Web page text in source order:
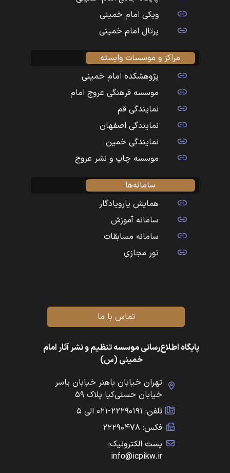
ویکی امام خمینی
پرتال امام خمینی
مراکز و موسسات وابسته
پژوهشکده امام خمینی
موسسه فرهنگی عروج امام
نمایندگی قم
نمایندگی اصفهان
نمایندگی خمین
موسسه چاپ و نشر عروج
سامانه‌ها
همایش یارویادگار
سامانه آموزش
سامانه مسابقات
تور مجازی
تماس با ما
پایگاه اطلاع‌رسانی موسسه تنظیم و نشر آثار امام
خمینی (س)
تهران خیابان باهنر خیابان یاسر
خیابان حسنی‌کیا پلاک ۵۹
تلفن: ۲۲۲۹۰۱۹۱-۰۲۱ الی ۵
فکس: ۲۲۲۹۰۴۷۸
پست الکترونیک:
info@icpikw.ir